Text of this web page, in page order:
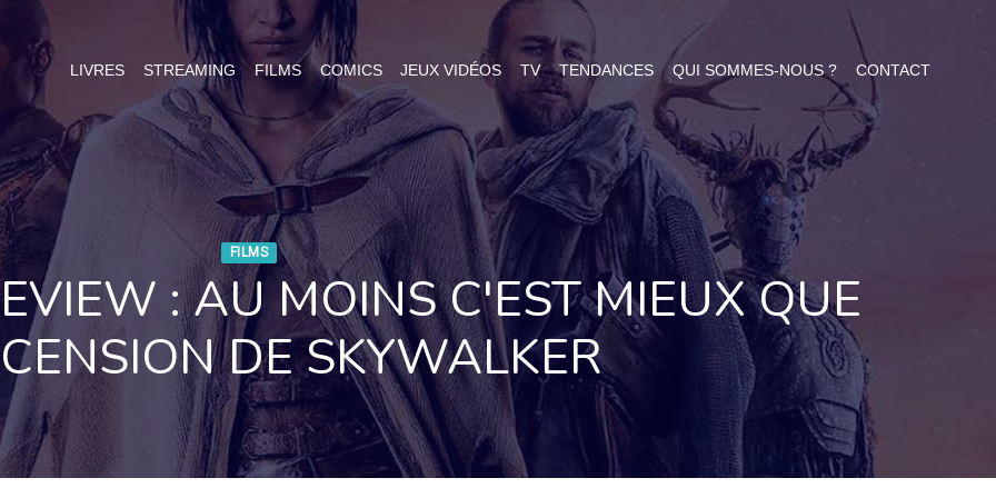
LIVRES STREAMING FILMS COMICS JEUX VIDÉOS TV TENDANCES QUI SOMMES-NOUS ? CONTACT
FILMS
: AU MOINS C'EST MIEUX QUE
DE SKYWALKER